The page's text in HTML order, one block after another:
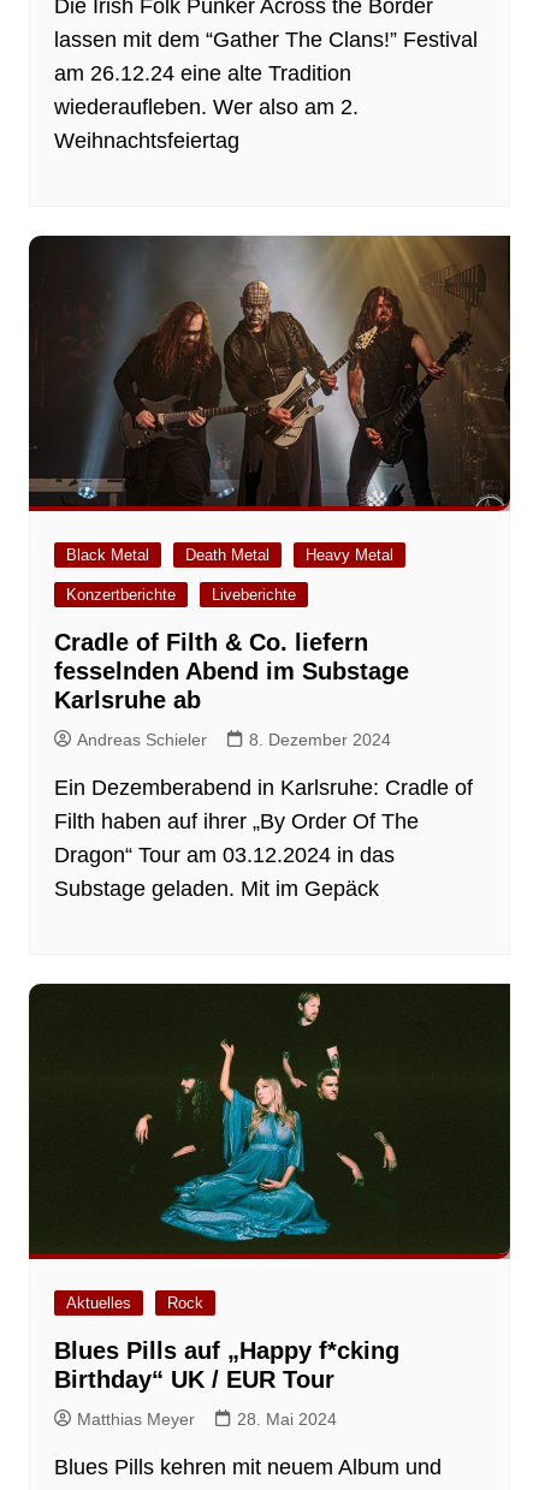
Die Irish Folk Punker Across the Border
lassen mit dem “Gather The Clans!” Festival
am 26.12.24 eine alte Tradition
wiederaufleben. Wer also am 2.
Weihnachtsfeiertag
Black Metal Death Metal Heavy Metal
Konzertberichte Liveberichte
Cradle of Filth & Co. liefern
fesselnden Abend im Substage
Karlsruhe ab
Andreas Schieler 8. Dezember 2024
Ein Dezemberabend in Karlsruhe: Cradle of
Filth haben auf ihrer „By Order Of The
Dragon“ Tour am 03.12.2024 in das
Substage geladen. Mit im Gepäck
Aktuelles Rock
Blues Pills auf „Happy f*cking
Birthday“ UK / EUR Tour
Matthias Meyer 28. Mai 2024
Blues Pills kehren mit neuem Album und